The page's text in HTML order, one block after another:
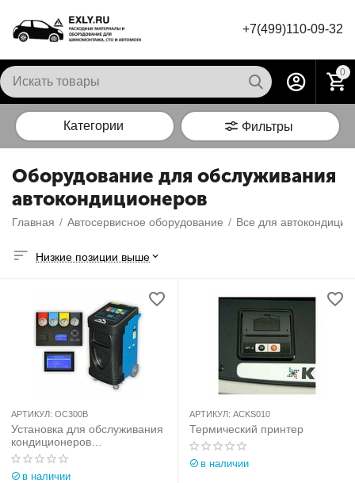
+7(499)110-09-32
0
Категории Фильтры
Оборудование для обслуживания
автокондиционеров
Главная / Автосервисное оборудование / Все для
Низкие позиции выше
АРТИКУЛ: OC300B
Установка для обслуживания
кондиционеров
автоматическая OC300B
в наличии
АРТИКУЛ: ACKS010
Термический принтер
в наличии